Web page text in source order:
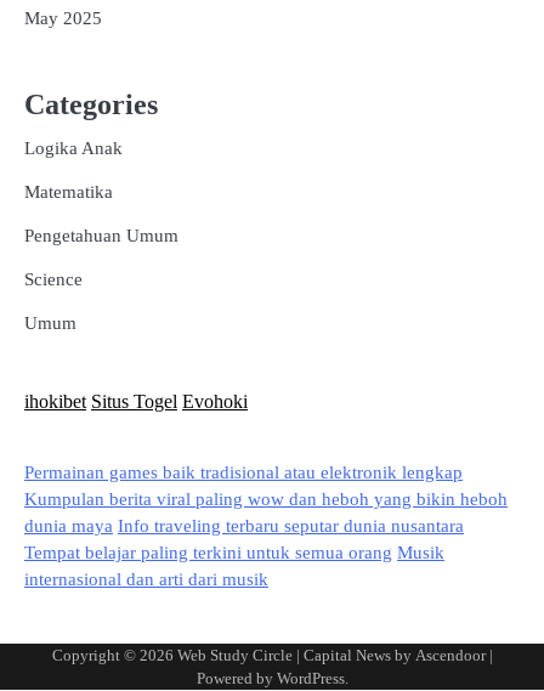
May 2025
Categories
Logika Anak
Matematika
Pengetahuan Umum
Science
Umum
ihokibet Situs Togel Evohoki
Permainan games baik tradisional atau elektronik lengkap
Kumpulan berita viral paling wow dan heboh yang bikin heboh
dunia maya Info traveling terbaru seputar dunia nusantara
Tempat belajar paling terkini untuk semua orang Musik
internasional dan arti dari musik
Copyright © 2026 Web Study Circle| Capital News by Ascendoor|
Powered by WordPress.